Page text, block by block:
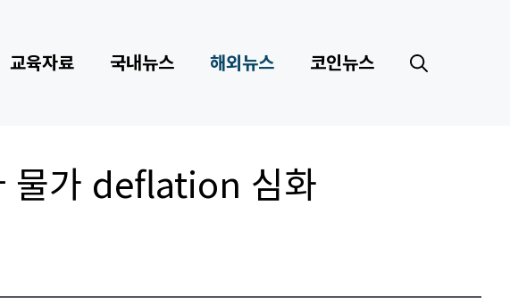
교육자료 국내뉴스 해외뉴스 코인뉴스
물가 deflation 심화